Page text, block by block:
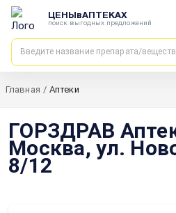
ЦЕНЫвАПТЕКАХ
поиск выгодных предложений
Главная / Аптеки
ГОРЗДРАВ
Москва, ул.
8/12